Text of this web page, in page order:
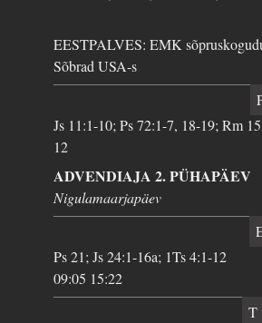
EESTPALVES: EMK
Sõbrad USA-s
Js 11:1-10; Ps 72:1-7, 18-19; Rm
12
ADVENDIAJA 2. PÜHAPÄEV
Nigulamaarjapäev
Ps 21; Js 24:1-16a; 1Ts 4:1-12
09:05 15:22
T